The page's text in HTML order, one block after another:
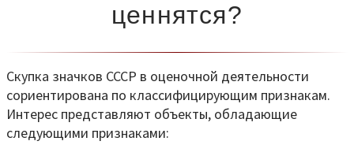
ценнятся?
Скупка значков СССР в оценочной деятельности
сориентирована по классифицирующим признакам.
Интерес представляют объекты, обладающие
следующими признаками: